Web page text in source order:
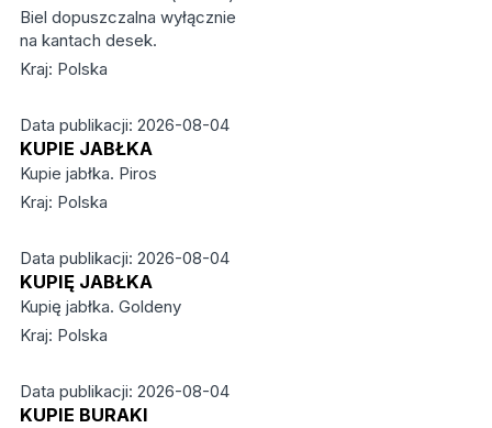
Biel dopuszczalna wyłącznie
na kantach desek.
Kraj: Polska
Data publikacji: 2026-08-04
KUPIE JABŁKA
Kupie jabłka. Piros
Kraj: Polska
Data publikacji: 2026-08-04
KUPIĘ JABŁKA
Kupię jabłka. Goldeny
Kraj: Polska
Data publikacji: 2026-08-04
KUPIE BURAKI